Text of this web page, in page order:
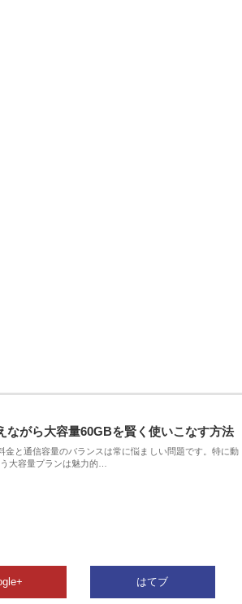
ながら大容量60GBを賢く使いこなす方法
と通信容量のバランスは常に悩ましい問題です。特に動
大容量プランは魅力的…
はてブ